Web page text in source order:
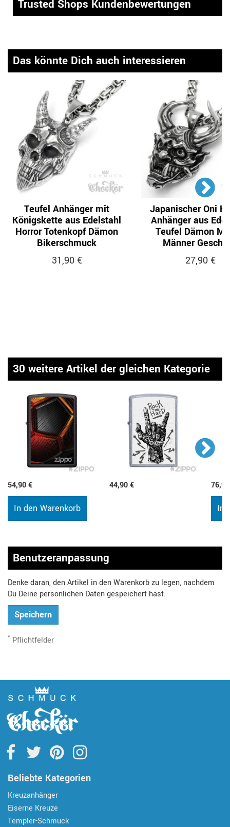
Trusted Shops Kundenbewertungen
Das könnte Dich auch interessieren
Teufel Anhänger mit
Königskette aus Edelstahl
Horror Totenkopf Dämon
Bikerschmuck
31,90 €
Japanischer Oni
Anhänger aus
Teufel Dämon
Männer
27,90 €
30 weitere Artikel der gleichen Kategorie
54,90 €
In den Warenkorb
44,90 €
In
Benutzeranpassung
Denke daran, den Artikel in den Warenkorb zu legen, nachdem
Du Deine persönlichen Daten gespeichert hast.
Speichern
* Pflichtfelder
Beliebte Kategorien
Kreuzanhänger
Eiserne Kreuze
Templer-Schmuck